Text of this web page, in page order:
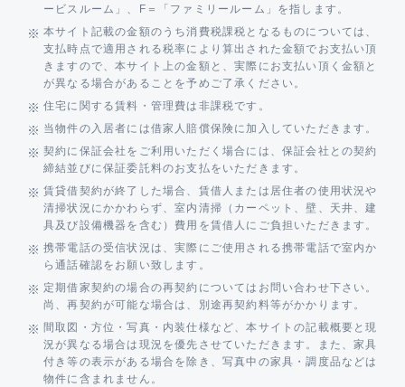
ービスルーム」、F＝「ファミリールーム」を指します。
本サイト記載の金額のうち消費税課税となるものについては、
支払時点で適用される税率により算出された金額でお支払い頂
きますので、本サイト上の金額と、実際にお支払い頂く金額と
が異なる場合があることを予めご了承ください。
住宅に関する賃料・管理費は非課税です。
当物件の入居者には借家人賠償保険に加入していただきます。
契約に保証会社をご利用いただく場合には、保証会社との契約
締結並びに保証委託料のお支払をいただきます。
賃貸借契約が終了した場合、賃借人または居住者の使用状況や
清掃状況にかかわらず、室内清掃（カーペット、壁、天井、建
具及び設備機器を含む）費用を賃借人にご負担いただきます。
携帯電話の受信状況は、実際にご使用される携帯電話で室内か
ら通話確認をお願い致します。
定期借家契約の場合の再契約についてはお問い合わせ下さい。
尚、再契約が可能な場合は、別途再契約料等がかかります。
間取図・方位・写真・内装仕様など、本サイトの記載概要と現
況が異なる場合は現況を優先させていただきます。また、家具
付き等の表示がある場合を除き、写真中の家具・調度品などは
物件に含まれません。